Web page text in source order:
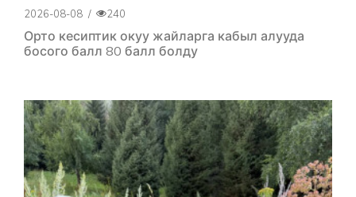
2026-08-08 / 240
Орто кесиптик окуу жайларга кабыл алууда
босого балл 80 балл болду